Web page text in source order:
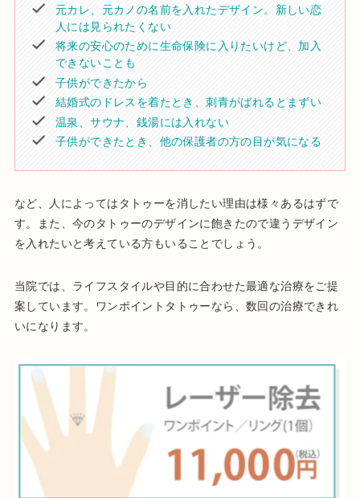
元カレ、元カノの名前を入れたデザイン。新しい恋
人には見られたくない
将来の安心のために生命保険に入りたいけど、加入
できないことも
子供ができたから
結婚式のドレスを着たとき、刺青がばれるとまずい
温泉、サウナ、銭湯には入れない
子供ができたとき、他の保護者の方の目が気になる
など、人によってはタトゥーを消したい理由は様々あるはずで
す。また、今のタトゥーのデザインに飽きたので違うデザイン
を入れたいと考えている方もいることでしょう。
当院では、ライフスタイルや目的に合わせた最適な治療をご提
案しています。ワンポイントタトゥーなら、数回の治療できれ
いになります。